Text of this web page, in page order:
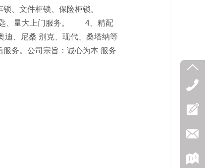
锁、文件柜锁、保险柜锁。
匙、量大上门服务。 4、精配
迪、尼桑 别克、现代、桑塔纳等
务。公司宗旨：诚心为本 服务